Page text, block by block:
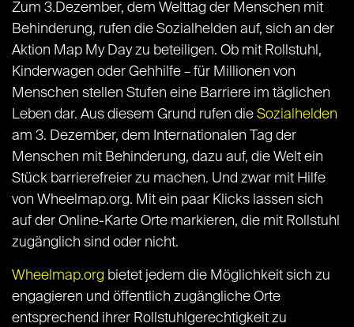
Zum 3.Dezember, dem Welttag der Menschen mit
Behinderung, rufen die Sozialhelden auf, sich an der
Aktion Map My Day zu beteiligen. Ob mit Rollstuhl,
Kinderwagen oder Gehhilfe – für Millionen von
Menschen stellen Stufen eine Barriere im täglichen
Leben dar. Aus diesem Grund rufen die Sozialhelden
am 3. Dezember, dem Internationalen Tag der
Menschen mit Behinderung, dazu auf, die Welt ein
Stück barrierefreier zu machen. Und zwar mit Hilfe
von Wheelmap.org. Mit ein paar Klicks lassen sich
auf der Online-Karte Orte markieren, die mit Rollstuhl
zugänglich sind oder nicht.
Wheelmap.org bietet jedem die Möglichkeit sich zu
engagieren und öffentlich zugängliche Orte
entsprechend ihrer Rollstuhlgerechtigkeit zu